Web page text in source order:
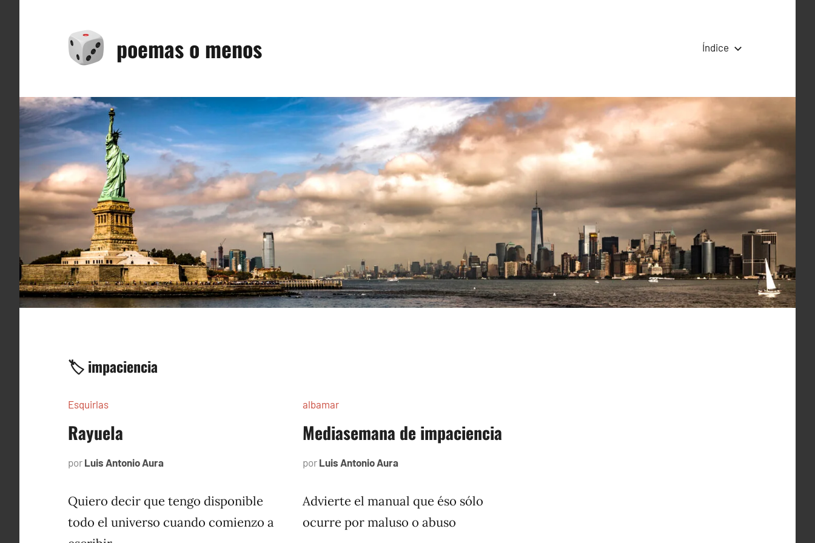
poemas o menos Índice
🏷️ impaciencia
Esquirlas
Rayuela
por Luis Antonio Aura
2024
Quiero decir que tengo disponible
todo el universo cuando comienzo a
albamar
Mediasemana de impaciencia
por Luis Antonio Auranoviembre
1996
Advierte el manual que éso sólo
ocurre por maluso o abuso